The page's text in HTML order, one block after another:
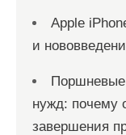
Apple
и
Поршневые
нужд: почему
завершения